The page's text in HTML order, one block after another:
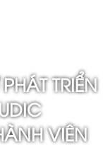
TRIỂN
VIÊN